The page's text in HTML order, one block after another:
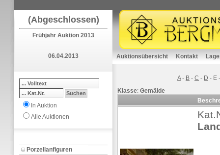
(Abgeschlossen)
Frühjahr Auktion 2013
06.04.2013
In Auktion
Alle Auktionen
Porzellanfiguren
Auktionsübersicht Kontakt
A- B - C - D - E
Klasse: Gemälde